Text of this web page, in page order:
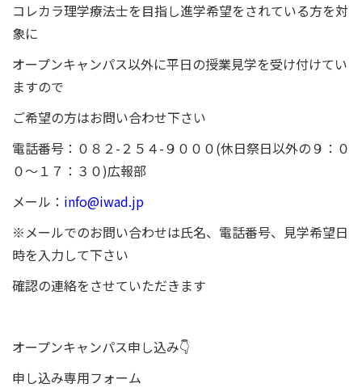
コレカラ理学療法士を目指し進学希望をされている方を対
象に
オープンキャンパス以外に平日の授業見学を受け付けてい
ますので
ご希望の方はお問い合わせ下さい
電話番号：０８２-２５４-９０００(休日祭日以外の９：０
０～１７：３０)広報部
メール： info@iwad.jp
※メールでのお問い合わせは氏名、電話番号、見学希望日
時を入力して下さい
確認の連絡をさせていただきます
オープンキャンパス申し込み👇
申し込み専用フォーム